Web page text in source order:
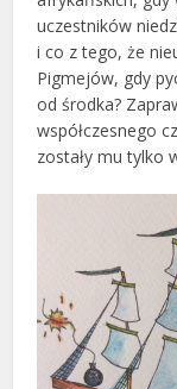
uczestników
i co z tego, że
Pigmejów, gdy
od środka?
współczesnego
zostały mu tylko